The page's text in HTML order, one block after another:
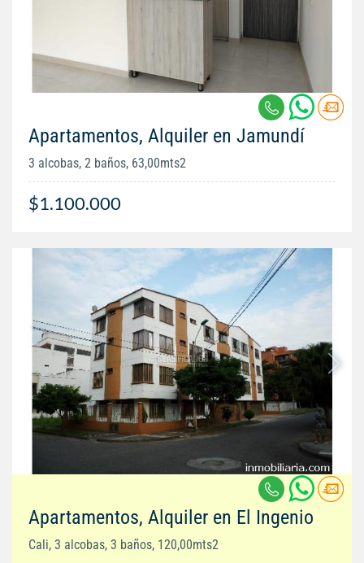
Apartamentos, Alquiler en Jamundí
3 alcobas, 2 baños, 63,00mts2
$1.100.000
Apartamentos, Alquiler en El Ingenio
Cali, 3 alcobas, 3 baños, 120,00mts2